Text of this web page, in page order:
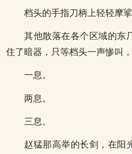
档头的手指刀柄上轻轻摩挲
其他散落在各个区域的东
住了暗器，只等档头一声惨叫
一息。
两息。
三息。
赵猛那高举的长剑，在阳